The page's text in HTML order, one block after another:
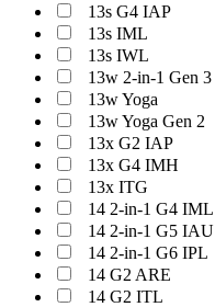
13s G4 IAP
13s IML
13s IWL
13w 2-in-1 Gen 3
13w Yoga
13w Yoga Gen 2
13x G2 IAP
13x G4 IMH
13x ITG
14 2-in-1 G4 IML
14 2-in-1 G5 IAU
14 2-in-1 G6 IPL
14 G2 ARE
14 G2 ITL